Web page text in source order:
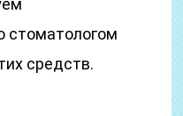
стоматологом
средств.